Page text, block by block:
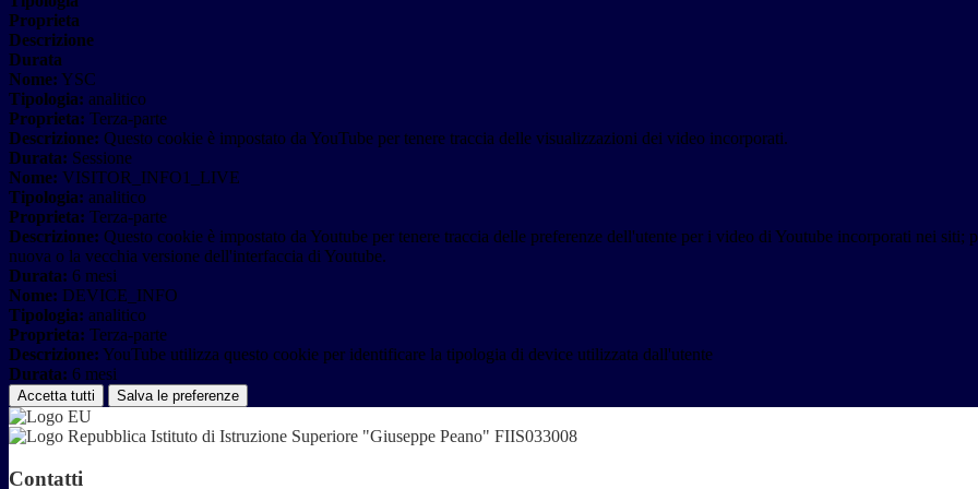
Proprieta
Descrizione
Durata
Nome: YSC
Tipologia: analitico
Proprieta: Terza-parte
Descrizione: Questo cookie è impostato da YouTube per tenere traccia delle visualizzazioni dei video incorporati.
Durata: Sessione
Nome: VISITOR_INFO1_LIVE
Tipologia: analitico
Proprieta: Terza-parte
Descrizione: Questo cookie è impostato da Youtube per tenere traccia delle preferenze dell'utente per i video di Youtube incorporati nei
nuova o la vecchia versione dell'interfaccia di Youtube.
Durata: 6 mesi
Nome: DEVICE_INFO
Tipologia: analitico
Proprieta: Terza-parte
Descrizione: YouTube utilizza questo cookie per identificare la tipologia di device utilizzata dall'utente
Durata: 6 mesi
Accetta tutti Salva le preferenze
Istituto di Istruzione Superiore "Giuseppe Peano" FIIS033008
Contatti